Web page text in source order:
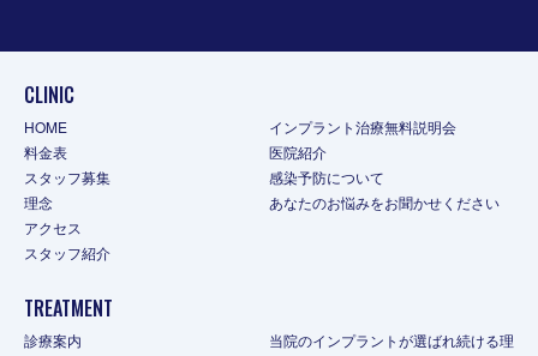
CLINIC
HOME
料金表
スタッフ募集
理念
アクセス
スタッフ紹介
インプラント治療無料説明会
医院紹介
感染予防について
あなたのお悩みをお聞かせください
TREATMENT
診療案内
当院のインプラントが選ばれ続ける理